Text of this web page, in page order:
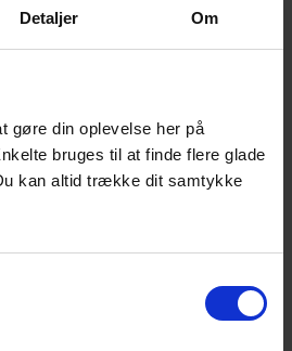
Detaljer Om
gøre din oplevelse her på
bruges til at finde flere glade
kan altid trække dit samtykke